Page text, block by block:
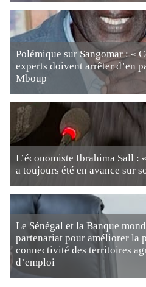
Polémique sur Sangomar : «
experts doivent arrêter d’en
Mboup
L’économiste Ibrahima Sall :
a toujours été en avance sur
Le Sénégal et la Banque
partenariat pour améliorer la
connectivité des territoires
d’emploi